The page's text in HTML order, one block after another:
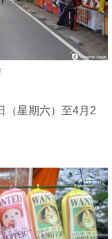
（星期六）至4月2